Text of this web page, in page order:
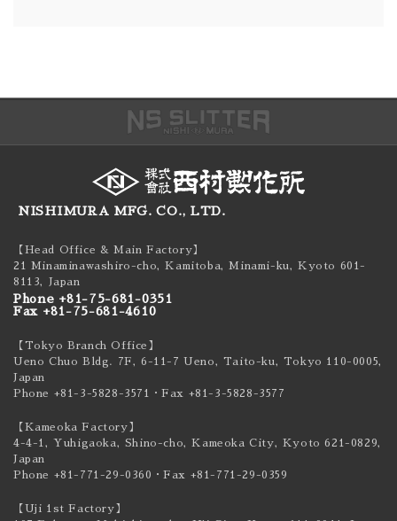
NISHIMURA MFG. CO., LTD.
【Head Office & Main Factory】
21 Minaminawashiro-cho, Kamitoba, Minami-ku,Kyoto 601-
8113, Japan
Phone +81-75-681-0351
Fax +81-75-681-4610
【Tokyo Branch Office】
Ueno Chuo Bldg. 7F, 6-11-7 Ueno, Taito-ku, Tokyo 110-0005,
Japan
Phone +81-3-5828-3571
・Fax +81-3-5828-3577
【Kameoka Factory】
4-4-1, Yuhigaoka, Shino-cho, Kameoka City, Kyoto 621-0829,
Japan
Phone +81-771-29-0360 ・Fax +81-771-29-0359
【Uji 1st Factory】